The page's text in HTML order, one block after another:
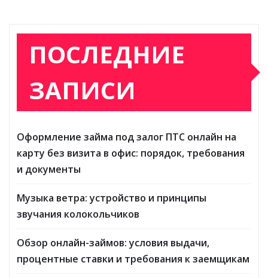
ПОСЛЕДНИЕ
ЗАПИСИ
Оформление займа под залог ПТС онлайн на
карту без визита в офис: порядок, требования
и документы
Музыка ветра: устройство и принципы
звучания колокольчиков
Обзор онлайн-займов: условия выдачи,
процентные ставки и требования к заемщикам